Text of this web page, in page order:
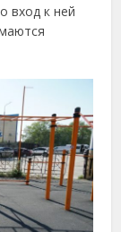
вход к ней